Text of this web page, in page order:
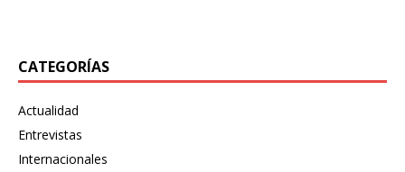
CATEGORÍAS
Actualidad
Entrevistas
Internacionales